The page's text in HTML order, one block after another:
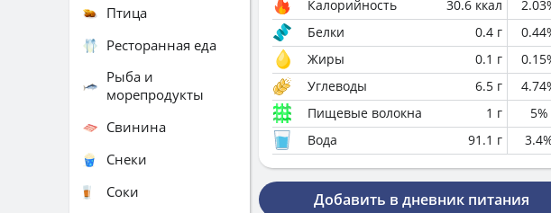
Калорийность 30.6 ккал 2.03
Белки
0.4 г 0.44
Жиры
0.1 г 0.15
Углеводы
6.5 г 4.74
Пищевые волокна
1 г 5%
Вода
91.1 г 3.4
Добавить в дневник питания
Птица
Ресторанная еда
Рыба и
морепродукты
Свинина
Снеки
Соки